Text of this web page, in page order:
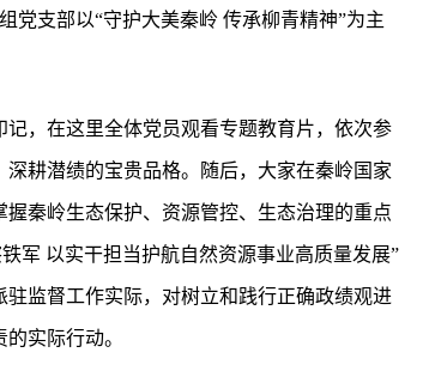
党支部以“守护大美秦岭 传承柳青精神”为主
，在这里全体党员观看专题教育片，依次参
耕潜绩的宝贵品格。随后，大家在秦岭国家
秦岭生态保护、资源管控、生态治理的重点
军 以实干担当护航自然资源事业高质量发展”
监督工作实际，对树立和践行正确政绩观进
实际行动。